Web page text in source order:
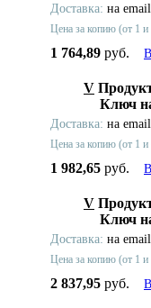
Доставка: на email,
Цена за копию (от 1 и
1 764,89 руб.
V
Ключ
Доставка: на email,
Цена за копию (от 1 и
1 982,65 руб.
V
Ключ
Доставка: на email,
Цена за копию (от 1 и
2 837,95 руб.